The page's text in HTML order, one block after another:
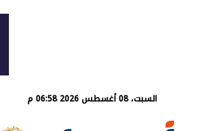
السبت، 08 أغسطس 2026 06:58 م